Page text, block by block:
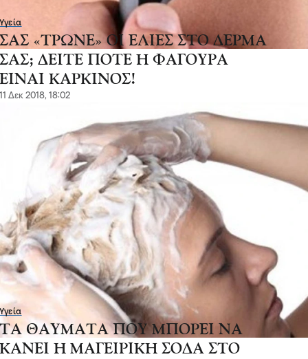
Υγεία
ΣΑΣ «ΤΡΩΝΕ» ΟΙ ΕΛΙΕΣ ΣΤΟ ΔΕΡΜΑ
ΣΑΣ; ΔΕΙΤΕ ΠΟΤΕ Η ΦΑΓΟΥΡΑ
ΕΙΝΑΙ ΚΑΡΚΙΝΟΣ!
11 Δεκ 2018, 18:02
Υγεία
ΤΑ ΘΑΥΜΑΤΑ ΠΟΥ ΜΠΟΡΕΙ ΝΑ
ΚΑΝΕΙ Η ΜΑΓΕΙΡΙΚΗ ΣΟΔΑ ΣΤΟ